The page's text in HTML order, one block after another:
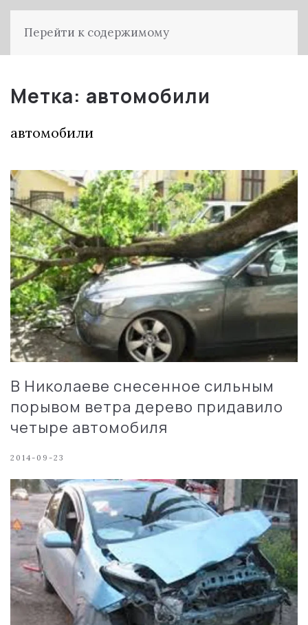
Перейти к содержимому
Метка: автомобили
автомобили
В Николаеве снесенное сильным
порывом ветра дерево придавило
четыре автомобиля
2014-09-23